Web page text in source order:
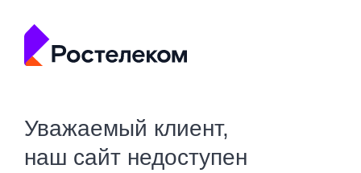
Уважаемый клиент,
наш сайт недоступен